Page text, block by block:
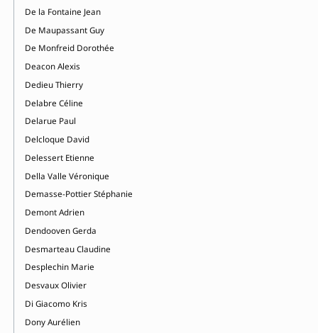
De la Fontaine Jean
De Maupassant Guy
De Monfreid Dorothée
Deacon Alexis
Dedieu Thierry
Delabre Céline
Delarue Paul
Delcloque David
Delessert Etienne
Della Valle Véronique
Demasse-Pottier Stéphanie
Demont Adrien
Dendooven Gerda
Desmarteau Claudine
Desplechin Marie
Desvaux Olivier
Di Giacomo Kris
Dony Aurélien